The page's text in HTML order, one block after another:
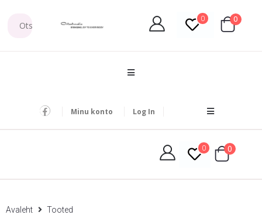
0 0
Minu konto Log In
0 0
Avaleht Tooted